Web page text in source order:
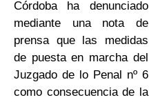
Córdoba ha denunciado
mediante una nota de
prensa que las medidas
de puesta en marcha del
Juzgado de lo Penal nº 6
como consecuencia de la